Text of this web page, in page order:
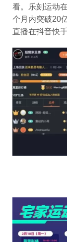
看。乐刻运动
个月内突破20
直播在抖音快